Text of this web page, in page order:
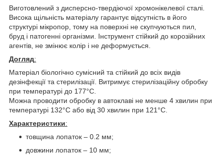
Виготовлений з дисперсно-твердіючої хромонікелевої сталі.
Висока щільність матеріалу гарантує відсутність в його
структурі мікропор, тому на поверхні не скупчуються пил,
бруд і патогенні організми. Інструмент стійкий до корозійних
агентів, не змінює колір і не деформується.
Догляд:
Матеріал біологічно сумісний та стійкий до всіх видів
дезінфекції та стерилізації. Витримує стерилізаційну обробку
при температурі до 177°C.
Можна проводити обробку в автоклаві не менше 4 хвилин при
температурі 132°C або від 30 хвилин при 121°C.
Характеристики:
товщина лопаток – 0.2 мм;
довжини лопаток – 10 мм;